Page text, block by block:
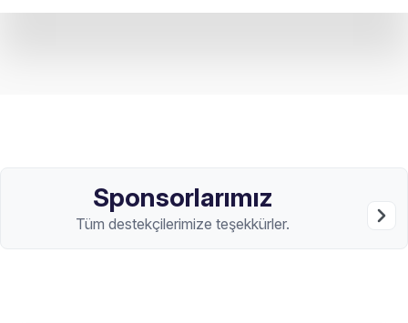
Sponsorlarımız
Tüm destekçilerimize teşekkürler.